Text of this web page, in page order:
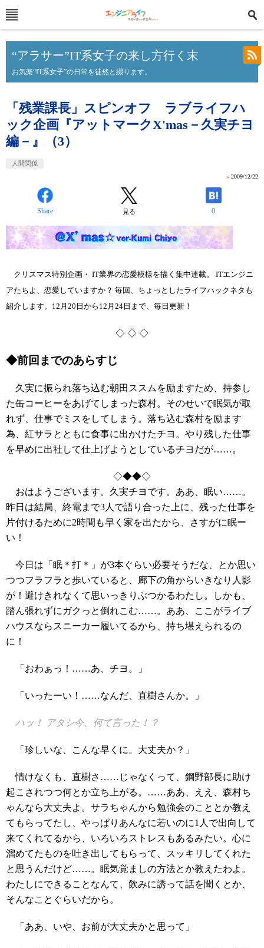
“アラサー”IT系女子の来し方行く末
お気楽“IT系女子”の日常を徒然と綴ります。
「残業課長」スピンオフ ラブライフハ
ック企画『アットマークX'mas－久実チヨ
編－』（3）
人間関係
» 2009/12/22
Share 見る 0
クリスマス特別企画・ IT業界の恋愛模様を描く集中連載。 ITエンジニ
アたちよ、恋愛していますか？ 毎回、ちょっとしたライフハックネタも
紹介します。12月20日から12月24日まで、毎日更新！
◇ ◇ ◇
◆前回までのあらすじ
久実に振られ落ち込む朝田ススムを励ますため、持参し
た缶コーヒーをあげてしまった森村。そのせいで眠気が取
れず、仕事でミスをしてしまう。落ち込む森村を励ます
為、紅サラとともに食事に出かけたチヨ。やり残した仕事
を早めに出社して仕上げようとしているチヨだが……。
◇◆◆◇
おはようございます。久実チヨです。ああ、眠い……。
昨日は結局、終電まで3人で語り合った上に、残った仕事を
片付けるために2時間も早く家を出たから、さすがに眠ー
い！
今日は「眠＊打＊」が3本ぐらい必要そうだな、とか思い
つつフラフラと歩いていると、廊下の角からいきなり人影
が！避けきれなくて思いっきりぶつかるわたし。しかも、
踏ん張れずにガクっと倒れこむ……。ああ、ここがライブ
ハウスならスニーカー履いてるから、持ち堪えられるの
に！
「おわぁっ！……あ、チヨ。」
「いったーい！……なんだ、直樹さんか。」
ハッ！ アタシ今、何て言った！？
「珍しいな、こんな早くに。大丈夫か？」
情けなくも、直樹さ……じゃなくって、鋼野部長に助け
起こされつつ何とか立ち上がる。……ああ、ええ、森村ち
ゃんなら大丈夫よ。サラちゃんから勉強会のこととか教え
てもらってたし、やっぱりあんなに若いのに1人で出向して
来てくれてるから、いろいろストレスもあるみたい。心に
溜めてたものを吐き出してもらって、スッキリしてくれた
と思うんだけど……。眠気覚ましの方法とか教えたわよ。
わたしにできることなんて、飲みに誘って話を聞くとか、
そんなことぐらいだから。
「ああ、いや、お前が大丈夫かと思って」